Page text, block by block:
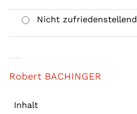
Nicht zufriedenstellend
Robert BACHINGER
Inhalt